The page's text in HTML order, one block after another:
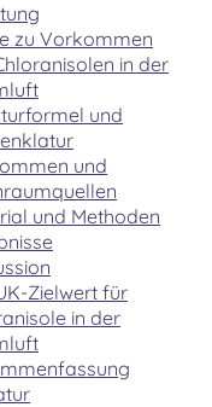
zu Vorkommen
in der
und
und
und Methoden
Zielwert für
in der